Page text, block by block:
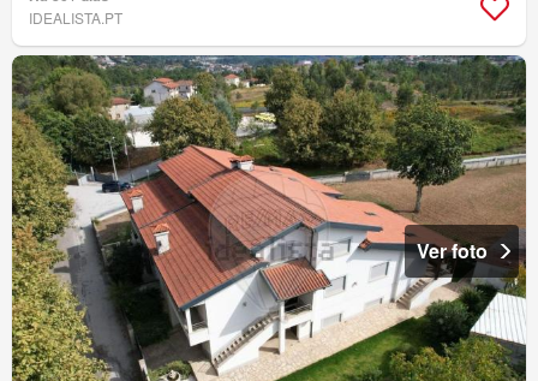
IDEALISTA.PT
Ver foto